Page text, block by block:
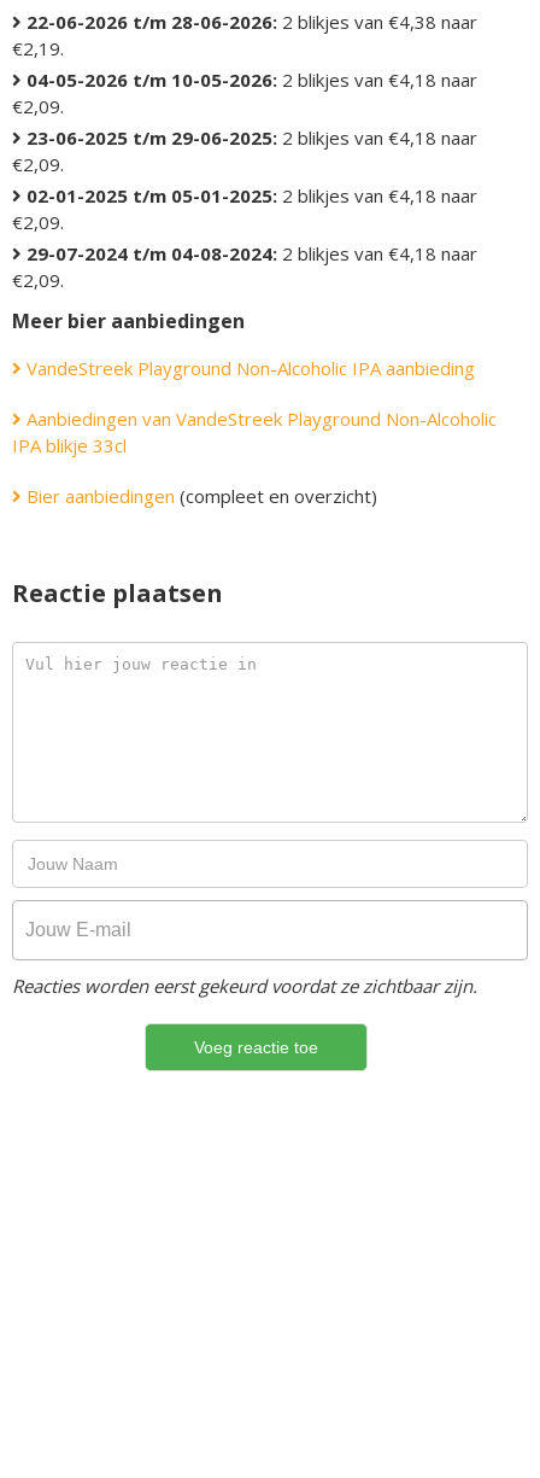
22-06-2026 t/m 28-06-2026: 2 blikjes van €4,38 naar
€2,19.
04-05-2026 t/m 10-05-2026: 2 blikjes van €4,18 naar
€2,09.
23-06-2025 t/m 29-06-2025: 2 blikjes van €4,18 naar
€2,09.
02-01-2025 t/m 05-01-2025: 2 blikjes van €4,18 naar
€2,09.
29-07-2024 t/m 04-08-2024: 2 blikjes van €4,18 naar
€2,09.
Meer bier aanbiedingen
VandeStreek Playground Non-Alcoholic IPA aanbieding
Aanbiedingen van VandeStreek Playground Non-Alcoholic
IPA blikje 33cl
Bier aanbiedingen (compleet en overzicht)
Reactie plaatsen
Reacties worden eerst gekeurd voordat ze zichtbaar zijn.